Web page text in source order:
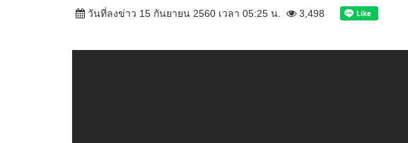
วันที่ลงข่าว 15 กันยายน 2560 เวลา 05:25 น. 3,498